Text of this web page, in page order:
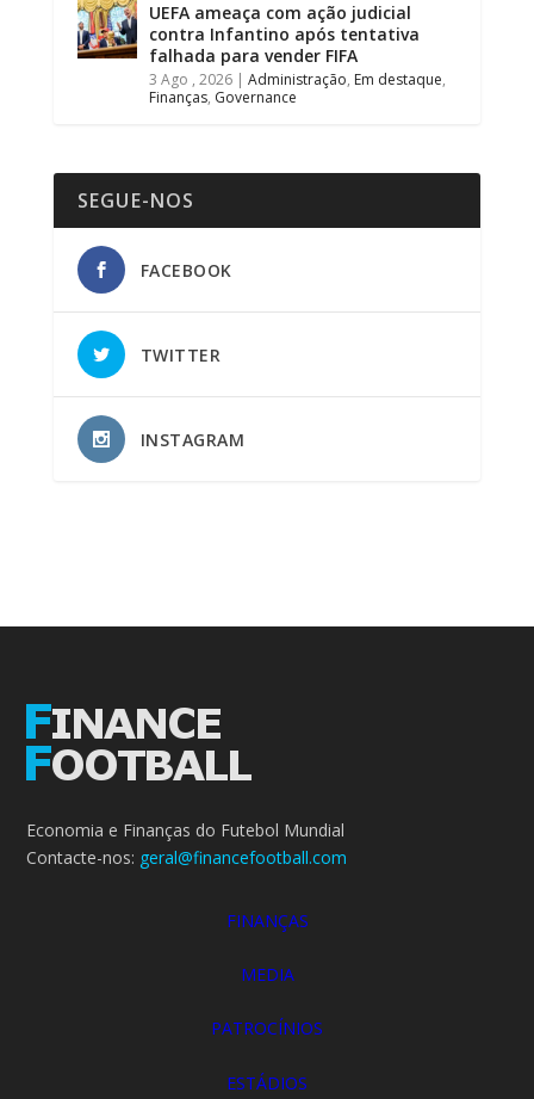
UEFA ameaça com ação judicial
contra Infantino após tentativa
falhada para vender FIFA
3 Ago , 2026| Administração, Em destaque,
Finanças, Governance
SEGUE-NOS
FACEBOOK
TWITTER
INSTAGRAM
Economia e Finanças do Futebol Mundial
Contacte-nos: geral@financefootball.com
FINANÇAS
MEDIA
PATROCÍNIOS
ESTÁDIOS